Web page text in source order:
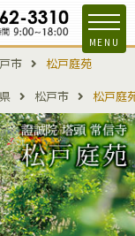
MENU
市
松戸庭苑
松戸市 松戸庭